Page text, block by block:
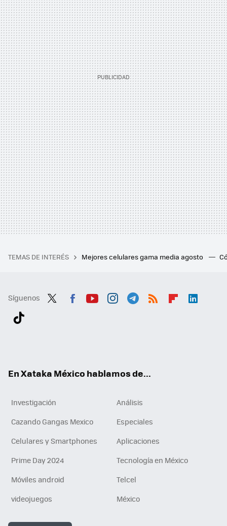
TEMAS DE INTERÉS Mejores celulares gama media agosto
Síguenos
En Xataka México hablamos de...
Investigación
Análisis
Cazando Gangas Mexico
Especiales
Celulares y Smartphones
Aplicaciones
Prime Day 2024
Tecnología en México
Móviles android
Telcel
videojuegos
México